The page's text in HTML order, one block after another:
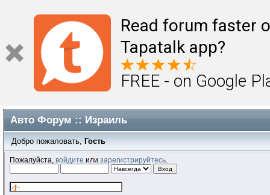
Read forum faster
Tapatalk app?
FREE - on Google
Авто Форум :: Израиль
Добро пожаловать, Гость
Пожалуйста,войдите илизарегистрируйтесь